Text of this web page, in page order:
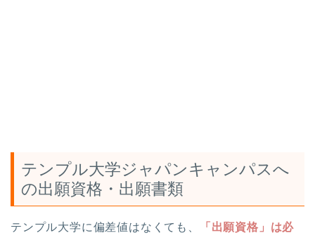
テンプル大学ジャパンキャンパスへ
の出願資格・出願書類
テンプル大学に偏差値はなくても、
「出願資格」は必